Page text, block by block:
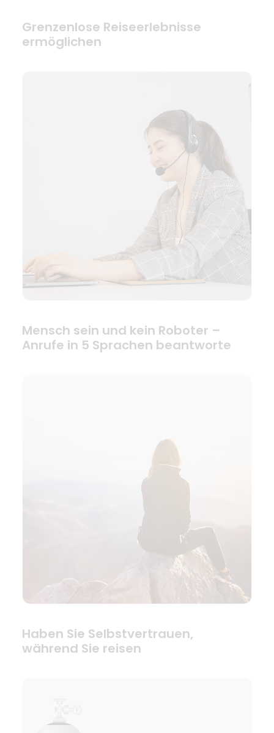
Grenzenlose Reiseerlebnisse
ermöglichen
Mensch sein und kein Roboter –
Anrufe in 5 Sprachen beantworte
Haben Sie Selbstvertrauen,
während Sie reisen